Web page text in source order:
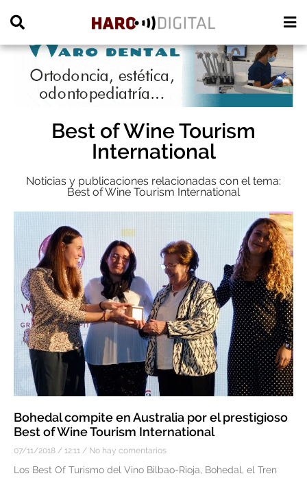
Best of Wine Tourism
International
Noticias y publicaciones relacionadas con el tema:
Best of Wine Tourism International
Bohedal compite en Australia por el prestigioso
Best of Wine Tourism International
07/11/2018 12:11 No hay comentarios
Los Best Of Turismo del Vino Bilbao-Rioja, Bohedal, el Tren